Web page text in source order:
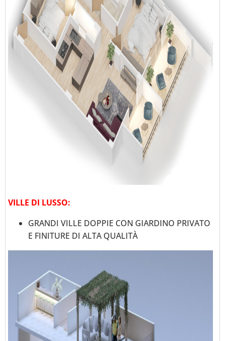
VILLE DI LUSSO:
GRANDI VILLE DOPPIE CON GIARDINO PRIVATO
E FINITURE DI ALTA QUALITÀ